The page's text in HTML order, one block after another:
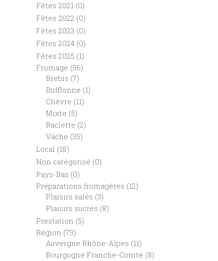
Fêtes 2021 (0)
Fêtes 2022 (0)
Fêtes 2023 (0)
Fêtes 2024 (0)
Fêtes 2025 (1)
Fromage (56)
Brebis (7)
Bufflonne (1)
Chèvre (11)
Mixte (5)
Raclette (2)
Vache (35)
Local (18)
Non catégorisé (0)
Pays-Bas (0)
Préparations fromagères (12)
Plaisirs salés (3)
Plaisirs sucrés (8)
Prestation (5)
Région (73)
Auvergne Rhône-Alpes (11)
Bourgogne Franche-Comté (8)